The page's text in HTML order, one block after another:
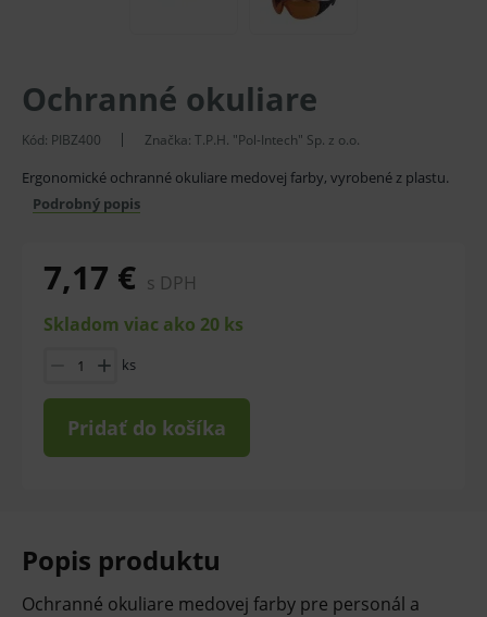
Ochranné okuliare
Kód: PIBZ400 Značka: T.P.H. "Pol-Intech" Sp. z o.o.
Ergonomické ochranné okuliare medovej farby, vyrobené z plastu.
Podrobný popis
7,17 € s DPH
Skladom viac ako 20 ks
ks
Pridať do košíka
Popis produktu
Ochranné okuliare medovej farby pre personál a